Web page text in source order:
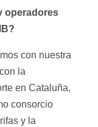
operadores
con nuestra
la
en Cataluña,
consorcio
y la